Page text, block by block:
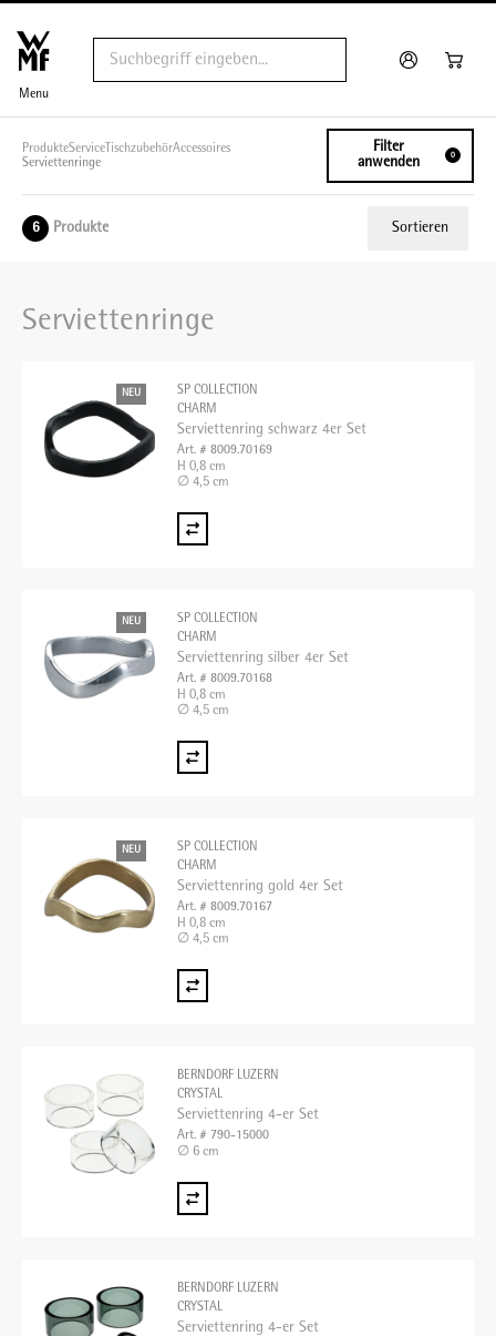
Menu
ProdukteService TischzubehörAccessoires
Serviettenringe
Filter
anwenden
0
6 Produkte Sortieren
Serviettenringe
NEU
SP COLLECTION
CHARM
Serviettenring schwarz 4er Set
Art. # 8009.70169
H 0,8 cm
∅ 4,5 cm
NEU
SP COLLECTION
CHARM
Serviettenring silber 4er Set
Art. # 8009.70168
H 0,8 cm
∅ 4,5 cm
NEU
SP COLLECTION
CHARM
Serviettenring gold 4er Set
Art. # 8009.70167
H 0,8 cm
∅ 4,5 cm
BERNDORF LUZERN
CRYSTAL
Serviettenring 4-er Set
Art. # 790-15000
∅ 6 cm
BERNDORF LUZERN
CRYSTAL
Serviettenring 4-er Set